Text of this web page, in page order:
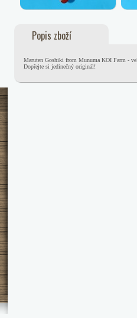
Popis zboží
Maruten Goshiki from Munuma KOI Farm -
Dopřejte si jedinečný originál!